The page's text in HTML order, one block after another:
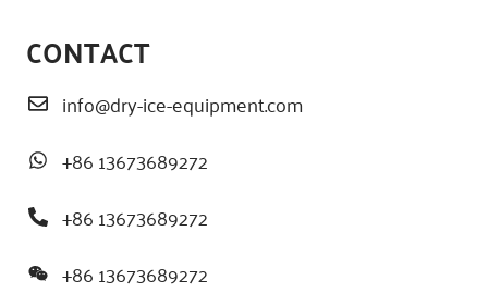
CONTACT
info@dry-ice-equipment.com
+86 13673689272
+86 13673689272
+86 13673689272